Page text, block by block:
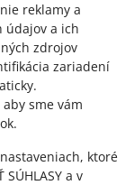
reklamy a
údajov a ich
zdrojov
zariadení
.
sme vám
ktoré
a v